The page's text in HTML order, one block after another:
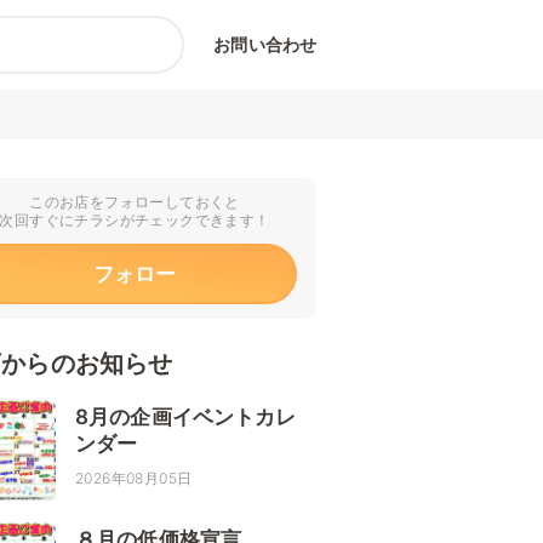
お問い合わせ
このお店をフォローしておくと
次回すぐにチラシがチェックできます！
フォロー
らのお知らせ
8月の企画イベントカレ
ンダー
2026年08月05日